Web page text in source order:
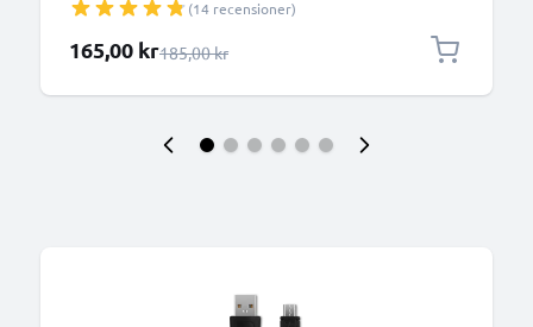
öronkuddar, earpads, hörlursvaddering,
ersättningshörlurskuddar
(14 recensioner)
Specialpris
165,00 krOrdinarie pris
185,00 kr